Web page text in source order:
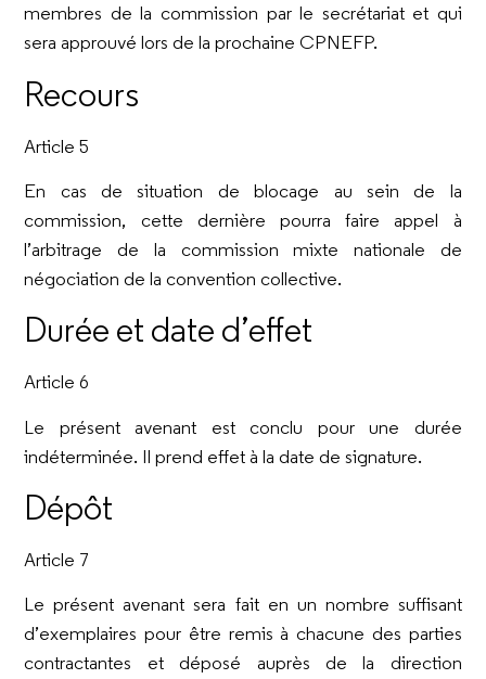
membres de la commission par le secrétariat et qui
sera approuvé lors de la prochaine CPNEFP.
Recours
Article 5
En cas de situation de blocage au sein de la
commission, cette dernière pourra faire appel à
l’arbitrage de la commission mixte nationale de
négociation de la convention collective.
Durée et date d’effet
Article 6
Le présent avenant est conclu pour une durée
indéterminée. Il prend effet à la date de signature.
Dépôt
Article 7
Le présent avenant sera fait en un nombre suffisant
d’exemplaires pour être remis à chacune des parties
contractantes et déposé auprès de la direction